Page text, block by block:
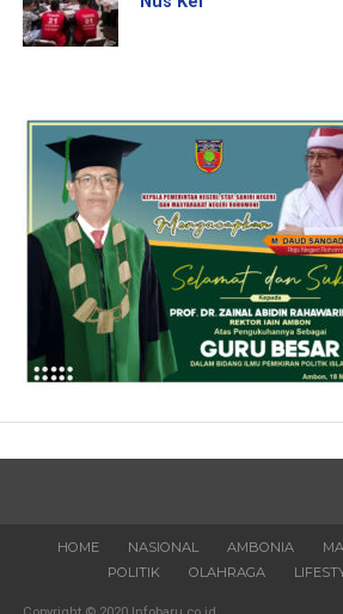
HOME NASIONAL AMBONIA
POLITIK
OLAHRAGA